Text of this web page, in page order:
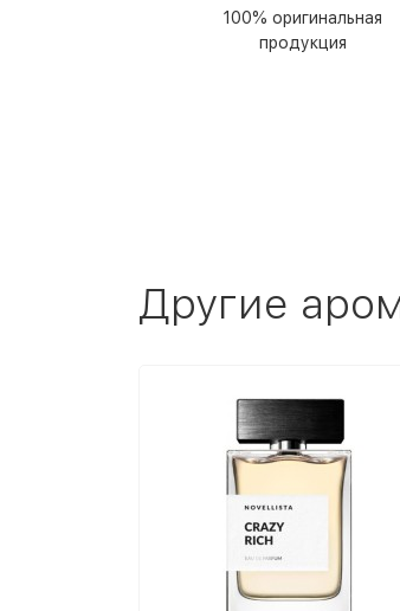
100% оригинальная
продукция
Другие